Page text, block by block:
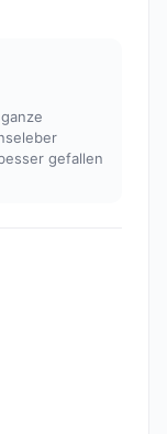
gefallen